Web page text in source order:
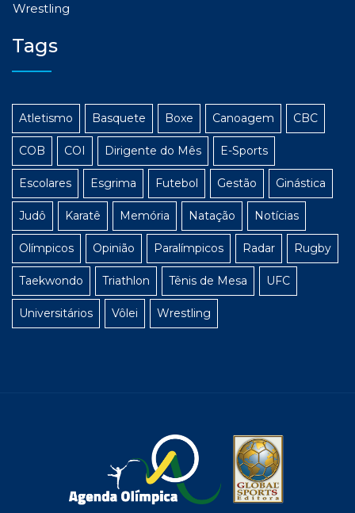
Wrestling
Tags
Atletismo Basquete Boxe Canoagem CBC
COB COI Dirigente do Mês E-Sports
Escolares Esgrima Futebol Gestão Ginástica
Judô Karatê Memória Natação Notícias
Olímpicos Opinião Paralímpicos Radar Rugby
Taekwondo Triathlon Tênis de Mesa UFC
Universitários Vôlei Wrestling